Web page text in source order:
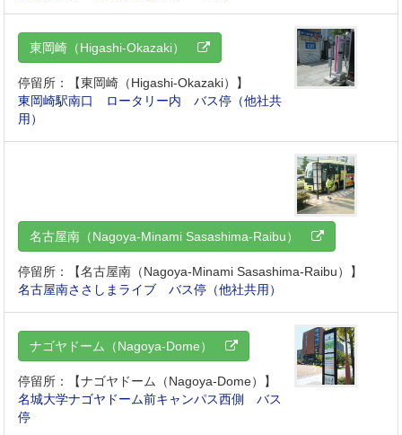
東岡崎（Higashi-Okazaki）
停留所：【東岡崎（Higashi-Okazaki）】
東岡崎駅南口 ロータリー内 バス停（他社共
用）
名古屋南（Nagoya-Minami Sasashima-Raibu）
停留所：【名古屋南（Nagoya-Minami Sasashima-Raibu）】
名古屋南ささしまライブ バス停（他社共用）
ナゴヤドーム（Nagoya-Dome）
停留所：【ナゴヤドーム（Nagoya-Dome）】
名城大学ナゴヤドーム前キャンパス西側 バス
停